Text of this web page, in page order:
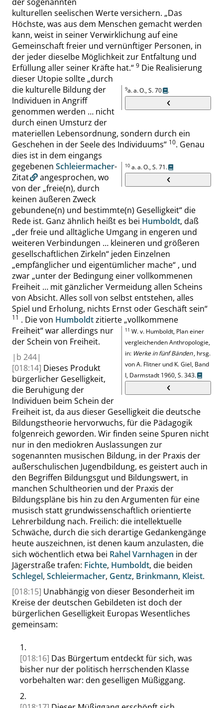
kulturellen seelischen Werte versichern. „Das
Höchste, was aus dem Menschen gemacht werden
kann, weist in seiner Verwirklichung auf eine
Gemeinschaft freier und vernünftiger Personen, in
der jeder dieselbe Möglichkeit zur Entfaltung und
Erfüllung aller seiner Kräfte hat.“ 9
9a. a. O.,S. 70 .
Die Realisierung
dieser Utopie sollte „durch
die kulturelle Bildung der
Individuen in Angriff
genommen werden … nicht
durch einen Umsturz der
materiellen Lebensordnung, sondern durch ein
Geschehen in der Seele des Individuums“ 10
10 a. a. O.,S. 71.
. Genau
dies ist in dem eingangs
gegebenen Schleiermacher-
Zitat
angesprochen, wo
von der „freie(n), durch
keinen äußeren Zweck
gebundene(n) und bestimmte(n) Geselligkeit“die
Rede ist. Ganz ähnlich heißt es bei Humboldt, daß
„der freie und alltägliche Umgang in engeren und
weiteren Verbindungen … kleineren und größeren
gesellschaftlichen Zirkeln“ jeden Einzelnen
„empfänglicher und eigentümlicher mache“ , und
zwar „unter der Bedingung einer vollkommenen
Freiheit … mit gänzlicher Vermeidung allen Scheins
von Absicht. Alles soll von selbst entstehen, alles
Spiel und Erholung, nichts Ernst oder Geschäft sein“
11
11 W.v. Humboldt, Plan einer
vergleichenden Anthropologie,
in: Werke in fünf Bänden, hrsg.
von A. Flitner und K.Giel, Band
I, Darmstadt 1960,S. 343.
. Die von Humboldtzitierte „vollkommene
Freiheit“war allerdings nur
der Schein von Freiheit.
| b 244|
[018:14] Dieses Produkt
bürgerlicher Geselligkeit,
die Beruhigung der
Individuen beim Schein der
Freiheit ist, da aus dieser Geselligkeit die deutsche
Bildungstheorie hervorwuchs, für die Pädagogik
folgenreich geworden. Wir finden seine Spuren nicht
nur in den mediokren Auslassungen zur
sogenannten musischen Bildung, in der Praxis der
außerschulischen Jugendbildung, es geistertauch in
den Begriffen Bildungsgut und Bildungswert, in
manchen Schultheorien und der Praxis der
Bildungspläne bis hin zu den Argumenten für eine
musisch statt grundwissenschaftlich orientierte
Lehrerbildung nach. Freilich: die intellektuelle
Schwäche, durch die sich derartige Gedankengänge
heute auszeichnen, ist denen kaum anzulasten, die
sich wöchentlich etwa bei Rahel Varnhagen in der
Jägerstraße trafen: Fichte, Humboldt, die beiden
Schlegel, Schleiermacher, Gentz, Brinkmann, Kleist.
[018:15] Unabhängig von dieser Besonderheit im
Kreise der deutschen Gebildeten ist doch der
bürgerlichen Geselligkeit Europas Wesentliches
gemeinsam:
1.
[018:16] Das Bürgertum entdeckt für sich, was
bisher nur der politisch herrschenden Klasse
vorbehalten war: den geselligen Müßiggang.
2.